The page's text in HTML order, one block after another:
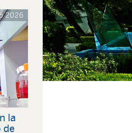
2026
la
de